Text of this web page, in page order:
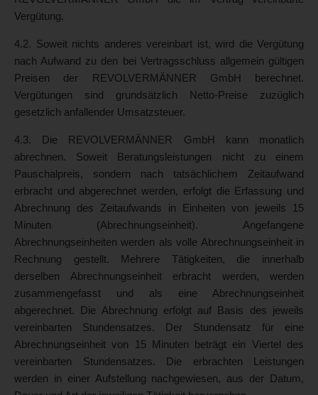
Vergütung.
4.2. Soweit nichts anderes vereinbart ist, wird die Vergütung
nach Aufwand zu den bei Vertragsschluss allgemein gültigen
Preisen der REVOLVERMÄNNER GmbH berechnet.
Vergütungen sind grundsätzlich Netto-Preise zuzüglich
gesetzlich anfallender Umsatzsteuer.
4.3. Die REVOLVERMÄNNER GmbH kann monatlich
abrechnen. Soweit Beratungsleistungen nicht zu einem
Pauschalpreis, sondern nach tatsächlichem Zeitaufwand
erbracht und abgerechnet werden, erfolgt die Erfassung und
Abrechnung des Zeitaufwands in Einheiten von jeweils 15
Minuten (Abrechnungseinheit). Angefangene
Abrechnungseinheiten werden als volle Abrechnungseinheit in
Rechnung gestellt. Mehrere Tätigkeiten, die innerhalb
derselben Abrechnungseinheit erbracht werden, werden
zusammengefasst und als eine Abrechnungseinheit
abgerechnet. Die Abrechnung erfolgt auf Basis des jeweils
vereinbarten Stundensatzes. Der Stundensatz für eine
Abrechnungseinheit von 15 Minuten beträgt ein Viertel des
vereinbarten Stundensatzes. Die erbrachten Leistungen
werden in einer Aufstellung nachgewiesen, aus der Datum,